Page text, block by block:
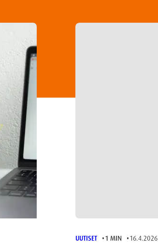
UUTISET 1 MIN 16.4.2026